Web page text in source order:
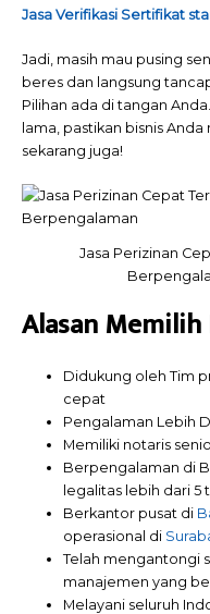
Jasa Verifikasi Sertifikat
Jadi, masih mau pusing
beres dan langsung
Pilihan ada di tangan
lama, pastikan bisnis
sekarang juga!
Jasa Perizinan
Alasan Memilih
Didukung oleh Tim
cepat
Pengalaman Lebih
Memiliki notaris
Berpengalaman di
legalitas lebih dari 5
Berkantor pusat di
operasional di
Telah mengantongi
manajemen yang
Melayani seluruh